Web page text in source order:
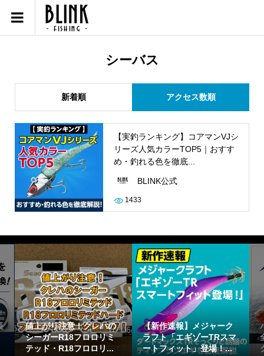
シーバス
新着順 アクセス数順
【実釣ランキング】コアマンVJシ
リーズ人気カラーTOP5｜おすす
め・釣れる色を徹底...
BLINK公式
1433
上がり注意！クレハの
ーガーR18フロロリミ
ッド・R18フロロリ...
【新作速報】メジャーク
ラフト「エギゾーTRスマ
ートフィット」登場！...
ハタ喰
全ガイ
クサイ